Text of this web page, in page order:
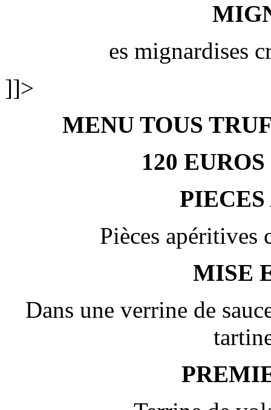
es mignardises
]]>
MENU TOUS
120
Pièces apéritives
MISE
Dans une verrine de